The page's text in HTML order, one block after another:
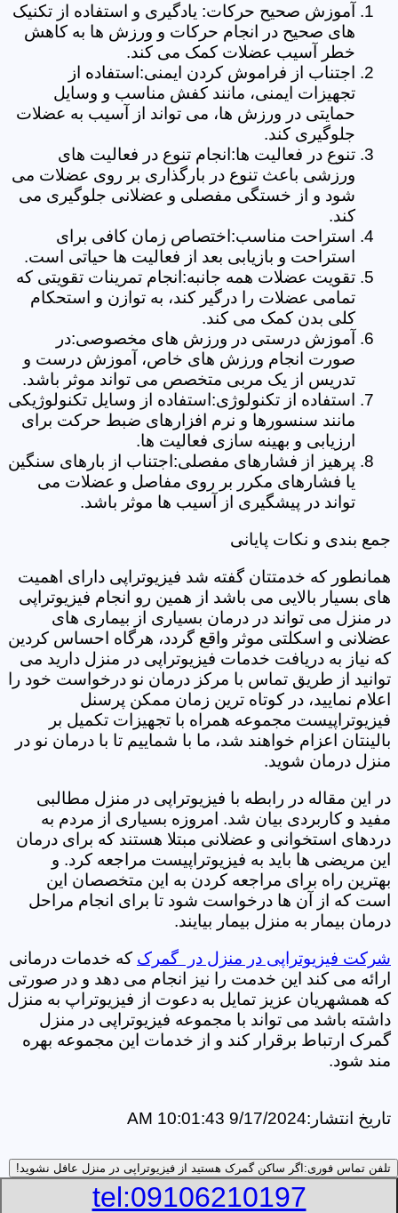
آموزش صحیح حرکات: یادگیری و استفاده از تکنیک
های صحیح در انجام حرکات و ورزش ها به کاهش
خطر آسیب عضلات کمک می کند.
اجتناب از فراموش کردن ایمنی:استفاده از
تجهیزات ایمنی، مانند کفش مناسب و وسایل
حمایتی در ورزش ها، می تواند از آسیب به عضلات
جلوگیری کند.
تنوع در فعالیت ها:انجام تنوع در فعالیت های
ورزشی باعث تنوع در بارگذاری بر روی عضلات می
شود و از خستگی مفصلی و عضلانی جلوگیری می
کند.
استراحت مناسب:اختصاص زمان کافی برای
استراحت و بازیابی بعد از فعالیت ها حیاتی است.
تقویت عضلات همه جانبه:انجام تمرینات تقویتی که
تمامی عضلات را درگیر کند، به توازن و استحکام
کلی بدن کمک می کند.
آموزش درستی در ورزش های مخصوصی:در
صورت انجام ورزش های خاص، آموزش درست و
تدریس از یک مربی متخصص می تواند موثر باشد.
استفاده از تکنولوژی:استفاده از وسایل تکنولوژیکی
مانند سنسورها و نرم افزارهای ضبط حرکت برای
ارزیابی و بهینه سازی فعالیت ها.
پرهیز از فشارهای مفصلی:اجتناب از بارهای سنگین
یا فشارهای مکرر بر روی مفاصل و عضلات می
تواند در پیشگیری از آسیب ها موثر باشد.
جمع بندی و نکات پایانی
همانطور که خدمتتان گفته شد فیزیوتراپی دارای اهمیت
های بسیار بالایی می باشد از همین رو انجام فیزیوتراپی
در منزل می تواند در درمان بسیاری از بیماری های
عضلانی و اسکلتی موثر واقع گردد، هرگاه احساس کردین
که نیاز به دریافت خدمات فیزیوتراپی در منزل دارید می
توانید از طریق تماس با مرکز درمان نو درخواست خود را
اعلام نمایید، در کوتاه ترین زمان ممکن پرسنل
فیزیوتراپیست مجموعه همراه با تجهیزات تکمیل بر
بالینتان اعزام خواهند شد، ما با شماییم تا با درمان نو در
منزل درمان شوید.
در این مقاله در رابطه با فیزیوتراپی در منزل مطالبی
مفید و کاربردی بیان شد. امروزه بسیاری از مردم به
دردهای استخوانی و عضلانی مبتلا هستند که برای درمان
این مریضی ها باید به فیزیوتراپیست مراجعه کرد. و
بهترین راه برای مراجعه کردن به این متخصصان این
است که از آن ها درخواست شود تا برای انجام مراحل
درمان بیمار به منزل بیمار بیایند.
شرکت فیزیوتراپی در منزل در گمرک که خدمات درمانی
ارائه می کند این خدمت را نیز انجام می دهد و در صورتی
که همشهریان عزیز تمایل به دعوت از فیزیوتراپ به منزل
داشته باشد می تواند با مجموعه فیزیوتراپی در منزل
گمرک ارتباط برقرار کند و از خدمات این مجموعه بهره
مند شود.
تاریخ انتشار:9/17/2024 10:01:43 AM
تلفن تماس فوری: اگر ساکن گمرک هستید از فیزیوتراپی در منزل عافل نشوید!
tel:09106210197